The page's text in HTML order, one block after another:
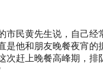
市民黄先生说，自己经
是他和朋友晚餐夜宵的
次赶上晚餐高峰期，排